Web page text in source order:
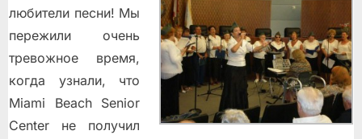
любители песни! Мы
пережили очень
тревожное время,
когда узнали, что
Miami Beach Senior
Center не получил